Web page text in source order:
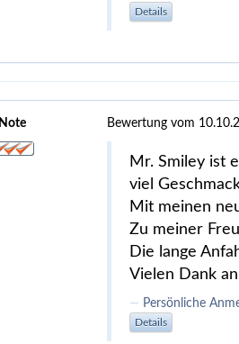
Details
Note Bewertung vom
Mr. Smiley ist
viel
Mit meinen
Zu meiner
Die lange
Vielen Dank
Persönliche
Details